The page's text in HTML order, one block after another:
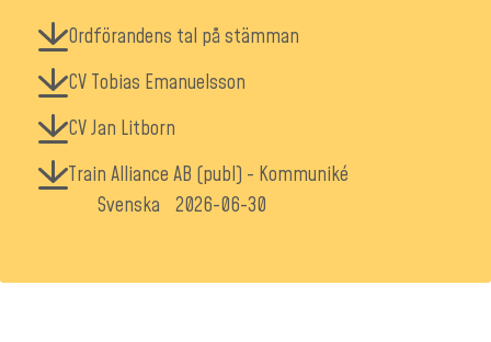
Ordförandens tal på stämman
CV Tobias Emanuelsson
CV Jan Litborn
Train Alliance AB (publ) - Kommuniké
Svenska 2026-06-30